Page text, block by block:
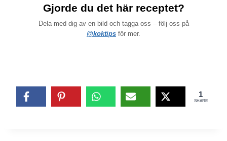
Gjorde du det här receptet?
Dela med dig av en bild och tagga oss – följ oss på
@koktips för mer.
1
SHARE